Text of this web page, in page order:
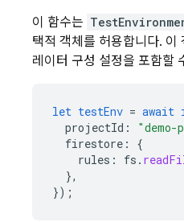
이 함수는
택적 객체를 허용합니다.
레이터 구성 설정을 포함할
let testEnv = await
projectId :
firestore :
{
rules : fs .
},
});